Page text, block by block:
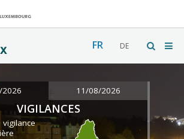
FR DE
11/08/2026
VIGILANCES
vigilance